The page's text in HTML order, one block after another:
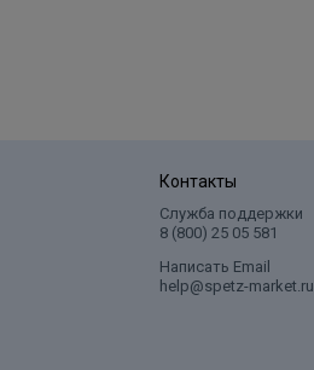
Контакты
Служба поддержки
8 (800) 25 05 581
Написать Email
help@spetz-market.ru